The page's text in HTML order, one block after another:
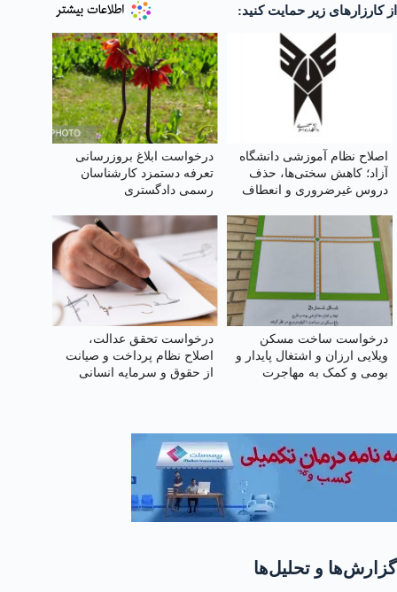
از کارزارهای زیر حمایت کنید:
اصلاح نظام آموزشی دانشگاه
آزاد؛ کاهش سختی‌ها، حذف
دروس غیرضروری و انعطاف
درخواست ابلاغ بروز‌رسانی
تعرفه دستمزد کارشناسان
رسمی دادگستری
درخواست ساخت مسکن
ویلایی ارزان و اشتغال پایدار و
بومی و کمک به مهاجرت
درخواست تحقق عدالت،
اصلاح نظام پرداخت و صیانت
از حقوق و سرمایه انسانی
گزارش‌ها و تحلیل‌ها